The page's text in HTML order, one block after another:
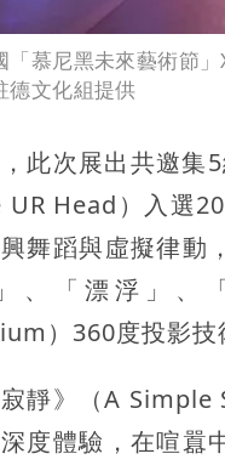
「慕尼黑未來藝術節
德文化組提供
此次展出共邀集
UR Head）入選
舞蹈與虛擬律動
、「漂浮」、
）360度投影技
靜》（A Simple
度體驗，在喧囂